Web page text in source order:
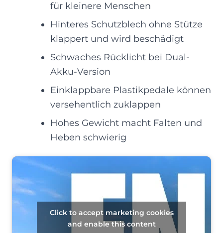
für kleinere Menschen
Hinteres Schutzblech ohne Stütze
klappert und wird beschädigt
Schwaches Rücklicht bei Dual-
Akku-Version
Einklappbare Plastikpedale können
versehentlich zuklappen
Hohes Gewicht macht Falten und
Heben schwierig
Click to accept marketing cookies
and enable this content